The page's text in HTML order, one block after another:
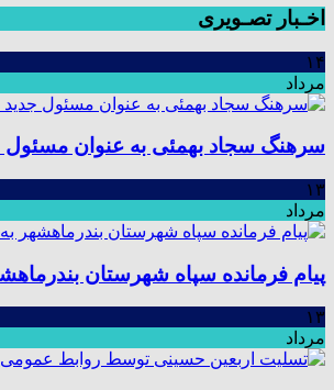
اخـبار تصـویری
۱۴
مرداد
سرهنگ سجاد بهمئی به عنوان
۱۳
مرداد
پیام فرمانده سپاه شهرستان
۱۳
مرداد